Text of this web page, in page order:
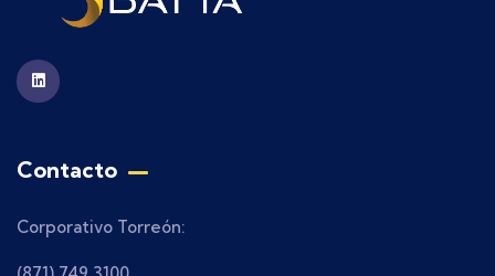
Contacto
Corporativo Torreón: